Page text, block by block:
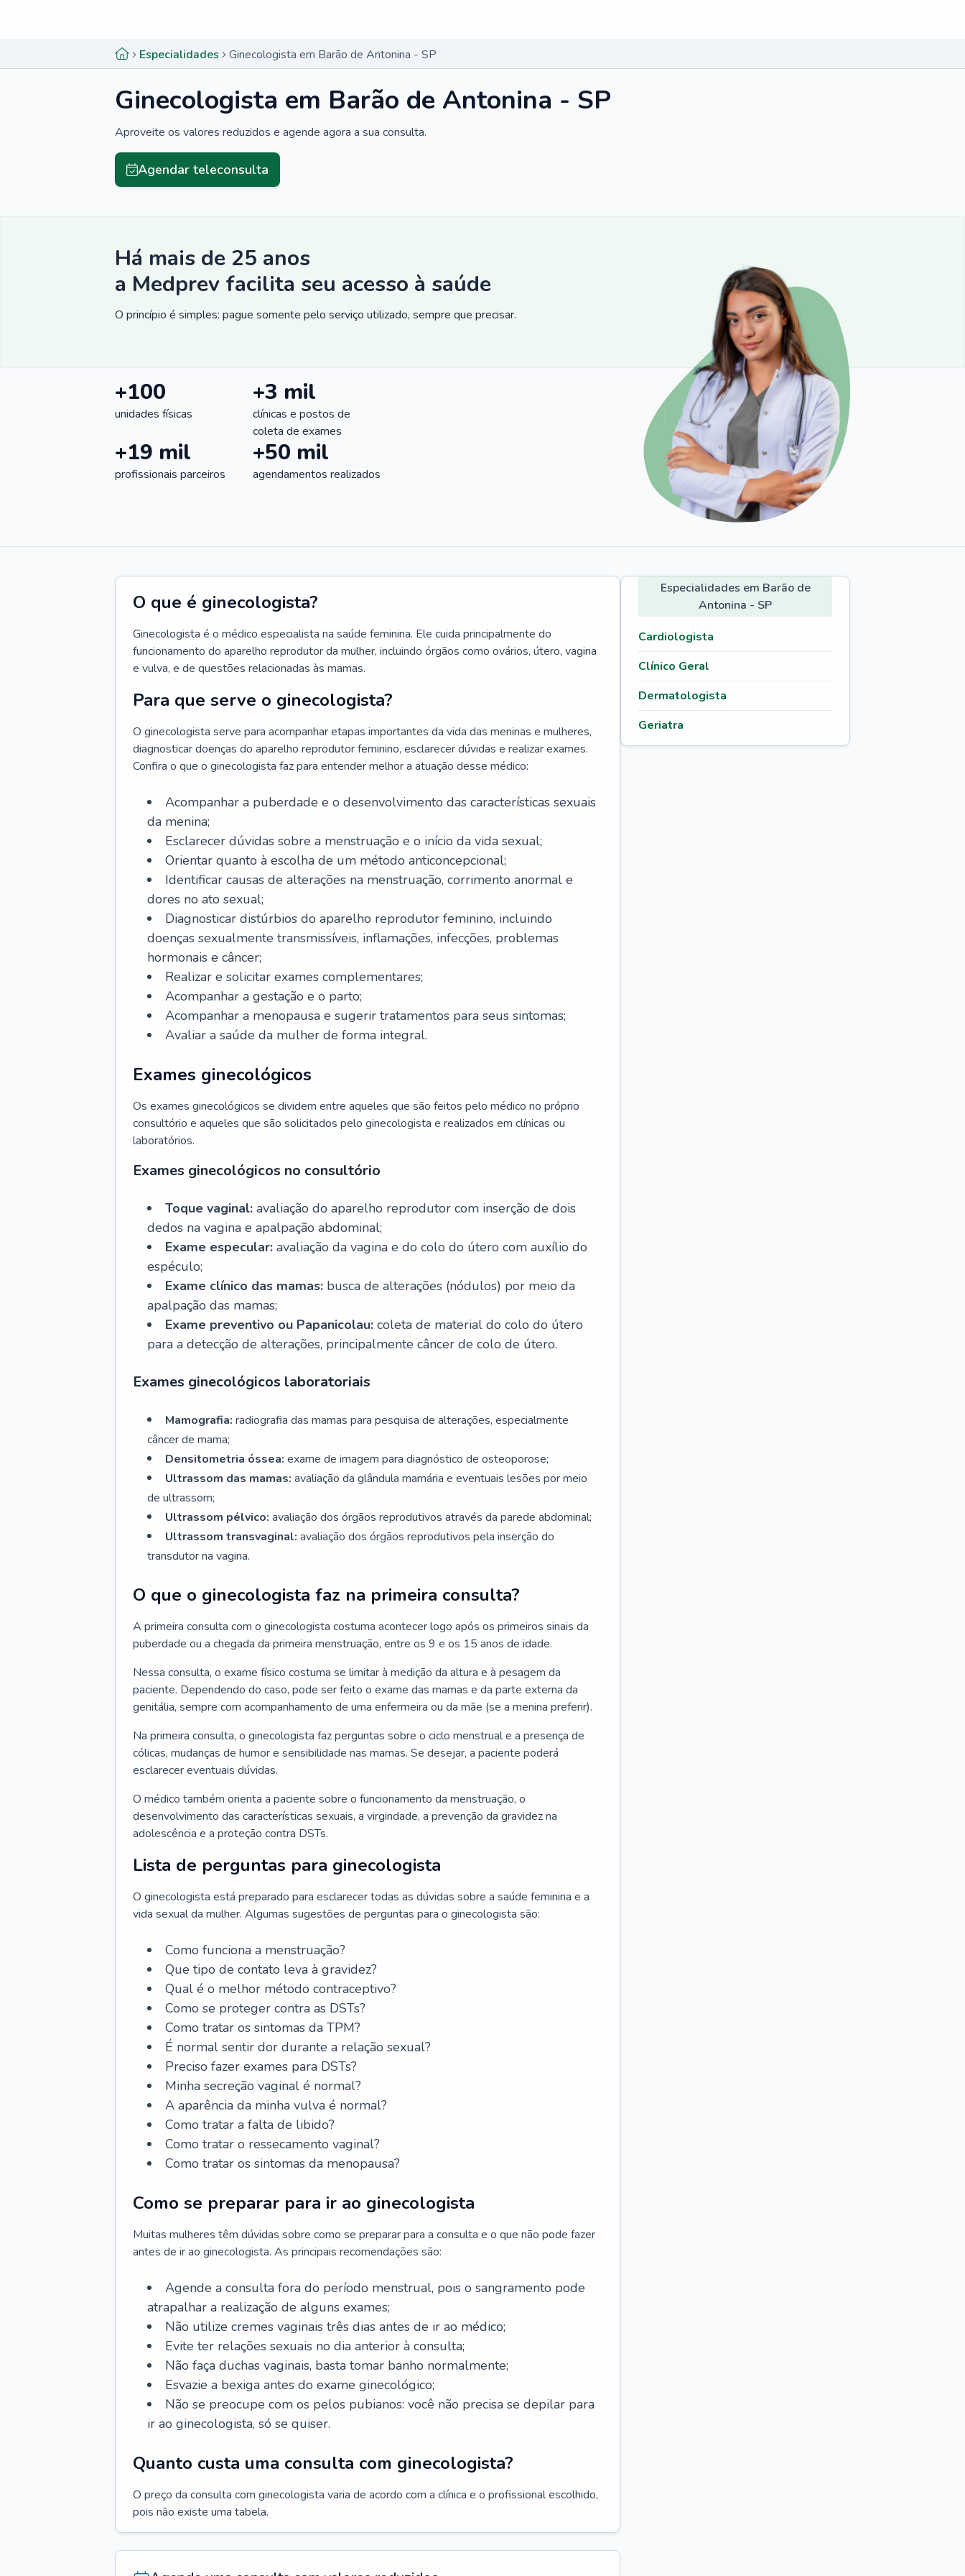
Especialidades Ginecologista em Barão de Antonina - SP
Ginecologista em Barão de Antonina - SP
Aproveite os valores reduzidos e agende agora a sua consulta.
Agendar teleconsulta
Há mais de 25 anos
a Medprev facilita seu acesso à saúde
O princípio é simples: pague somente pelo serviço utilizado, sempre que precisar.
+100
unidades físicas
+3 mil
clínicas e postos de
coleta de exames
+19 mil
profissionais parceiros
+50 mil
agendamentos realizados
O que é ginecologista?
Ginecologista é o médico especialista na saúde feminina. Ele cuida principalmente do
funcionamento do aparelho reprodutor da mulher, incluindo órgãos como ovários, útero, vagina
e vulva, e de questões relacionadas às mamas.
Para que serve o ginecologista?
O ginecologista serve para acompanhar etapas importantes da vida das meninas e mulheres,
diagnosticar doenças do aparelho reprodutor feminino, esclarecer dúvidas e realizar exames.
Confira o que o ginecologista faz para entender melhor a atuação desse médico:
Acompanhar a puberdade e o desenvolvimento das características sexuais
da menina;
Esclarecer dúvidas sobre a menstruação e o início da vida sexual;
Orientar quanto à escolha de um método anticoncepcional;
Identificar causas de alterações na menstruação, corrimento anormal e
dores no ato sexual;
Diagnosticar distúrbios do aparelho reprodutor feminino, incluindo
doenças sexualmente transmissíveis, inflamações, infecções, problemas
hormonais e câncer;
Realizar e solicitar exames complementares;
Acompanhar a gestação e o parto;
Acompanhar a menopausa e sugerir tratamentos para seus sintomas;
Avaliar a saúde da mulher de forma integral.
Exames ginecológicos
Os exames ginecológicos se dividem entre aqueles que são feitos pelo médico no próprio
consultório e aqueles que são solicitados pelo ginecologista e realizados em clínicas ou
laboratórios.
Exames ginecológicos no consultório
Toque vaginal: avaliação do aparelho reprodutor com inserção de dois
dedos na vagina e apalpação abdominal;
Exame especular: avaliação da vagina e do colo do útero com auxílio do
espéculo;
Exame clínico das mamas: busca de alterações (nódulos) por meio da
apalpação das mamas;
Exame preventivo ou Papanicolau: coleta de material do colo do útero
para a detecção de alterações, principalmente câncer de colo de útero.
Exames ginecológicos laboratoriais
Mamografia: radiografia das mamas para pesquisa de alterações, especialmente
câncer de mama;
Densitometria óssea: exame de imagem para diagnóstico de osteoporose;
Ultrassom das mamas: avaliação da glândula mamária e eventuais lesões por meio
de ultrassom;
Ultrassom pélvico: avaliação dos órgãos reprodutivos através da parede abdominal;
Ultrassom transvaginal: avaliação dos órgãos reprodutivos pela inserção do
transdutor na vagina.
O que o ginecologista faz na primeira consulta?
A primeira consulta com o ginecologista costuma acontecer logo após os primeiros sinais da
puberdade ou a chegada da primeira menstruação, entre os 9 e os 15 anos de idade.
Nessa consulta, o exame físico costuma se limitar à medição da altura e à pesagem da
paciente. Dependendo do caso, pode ser feito o exame das mamas e da parte externa da
genitália, sempre com acompanhamento de uma enfermeira ou da mãe (se a menina preferir).
Na primeira consulta, o ginecologista faz perguntas sobre o ciclo menstrual e a presença de
cólicas, mudanças de humor e sensibilidade nas mamas. Se desejar, a paciente poderá
esclarecer eventuais dúvidas.
O médico também orienta a paciente sobre o funcionamento da menstruação, o
desenvolvimento das características sexuais, a virgindade, a prevenção da gravidez na
adolescência e a proteção contra DSTs.
Lista de perguntas para ginecologista
O ginecologista está preparado para esclarecer todas as dúvidas sobre a saúde feminina e a
vida sexual da mulher. Algumas sugestões de perguntas para o ginecologista são:
Como funciona a menstruação?
Que tipo de contato leva à gravidez?
Qual é o melhor método contraceptivo?
Como se proteger contra as DSTs?
Como tratar os sintomas da TPM?
É normal sentir dor durante a relação sexual?
Preciso fazer exames para DSTs?
Minha secreção vaginal é normal?
A aparência da minha vulva é normal?
Como tratar a falta de libido?
Como tratar o ressecamento vaginal?
Como tratar os sintomas da menopausa?
Como se preparar para ir ao ginecologista
Muitas mulheres têm dúvidas sobre como se preparar para a consulta e o que não pode fazer
antes de ir ao ginecologista. As principais recomendações são:
Agende a consulta fora do período menstrual, pois o sangramento pode
atrapalhar a realização de alguns exames;
Não utilize cremes vaginais três dias antes de ir ao médico;
Evite ter relações sexuais no dia anterior à consulta;
Não faça duchas vaginais, basta tomar banho normalmente;
Esvazie a bexiga antes do exame ginecológico;
Não se preocupe com os pelos pubianos: você não precisa se depilar para
ir ao ginecologista, só se quiser.
Quanto custa uma consulta com ginecologista?
O preço da consulta com ginecologista varia de acordo com a clínica e o profissional escolhido,
pois não existe uma tabela.
Especialidades em Barão de
Antonina - SP
Cardiologista
Clínico Geral
Dermatologista
Geriatra